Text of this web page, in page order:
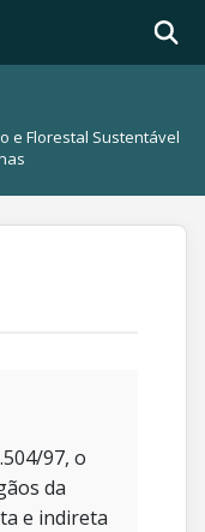
e Florestal Sustentável
97, o
da
e indireta